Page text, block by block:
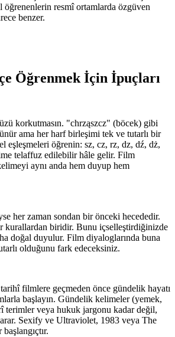
resmî ortamlarda özgüven
benzer.
Öğrenmek İçin İpuçları
korkutmasın. "chrząszcz" (böcek) gibi
ama her harf birleşimi tek ve tutarlı bir
eşleşmeleri öğrenin: sz, cz, rz, dz, dź, dż,
telaffuz edilebilir hâle gelir. Film
aynı anda hem duyup hem
her zaman sondan bir önceki hecededir.
kurallardan biridir. Bunu içselleştirdiğinizde
doğal duyulur. Film diyaloglarında buna
olduğunu fark edeceksiniz.
filmlere geçmeden önce gündelik hayatı
başlayın. Gündelik kelimeler (yemek,
terimler veya hukuk jargonu kadar değil,
Sexify ve Ultraviolet, 1983 veya The